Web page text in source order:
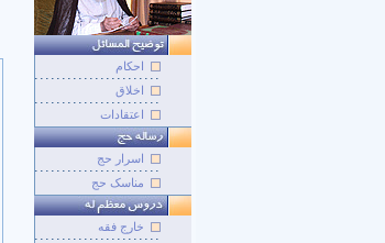
احکام
اخلاق
اعتقادات
اسرار حج
مناسک حج
خارج فقه